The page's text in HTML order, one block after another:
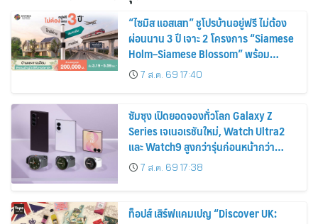
“ไซมิส แอสเสท” ชูโปรบ้านอยู่ฟรี ไม่ต้อง
ผ่อนนาน 3 ปี เจาะ 2 โครงการ “Siamese
Holm–Siamese Blossom” พร้อม
ส่วนลดและสิทธิพิเศษถึง 31 สิงหาคม
2569
7 ส.ค. 69 17:40
ซัมซุง เปิดยอดจองทั่วโลก Galaxy Z
Series เจเนอเรชันใหม่, Watch Ultra2
และ Watch9 สูงกว่ารุ่นก่อนหน้ากว่า
30%7 ส.ค. 69 17:38
ท็อปส์ เสิร์ฟแคมเปญ “Discover UK: